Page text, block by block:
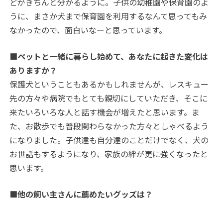
うに、まさか犬まで保育園を利用するなんて思ってもみ
なかったので、面白いなーと思っています。
■ペットと一緒に暮らし始めて、あなたに起きた変化は
ありますか？
保護犬ということもあるかもしれませんが、レスキュー
先の方々や病院でもとても親切にしていただき、そこに
来たいろいろな人と話す機会が増えたと思います。ま
た、お散歩でも普段関わらなかった方々としゃべるよう
になりました。子供達も自分達のことだけでなく、犬の
お世話もするようになり、家族の絆が更に強くなったと
思います。
■他の飼い主さんに薦めたいグッズは？